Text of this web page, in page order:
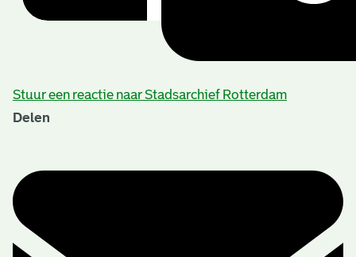
Stuur een reactie naar Stadsarchief Rotterdam
Delen